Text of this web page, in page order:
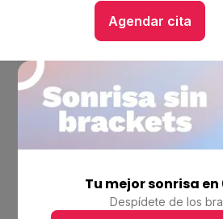
Agendar cita
Hablar con un
Tu mejor sonrisa en
Despídete de los